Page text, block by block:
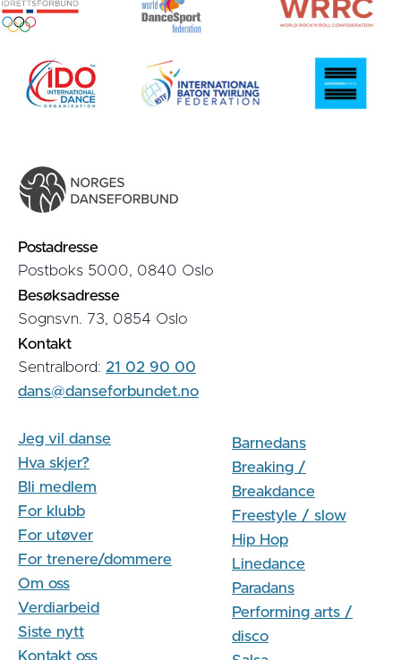
Postadresse
Postboks 5000, 0840 Oslo
Besøksadresse
Sognsvn. 73, 0854 Oslo
Kontakt
Sentralbord: 21 02 90 00
dans@danseforbundet.no
Jeg vil danse
Hva skjer?
Bli medlem
For klubb
For utøver
For trenere/dommere
Om oss
Verdiarbeid
Siste nytt
Kontakt oss
Barnedans
Breaking /
Breakdance
Freestyle / slow
Hip Hop
Linedance
Paradans
Performing arts /
disco